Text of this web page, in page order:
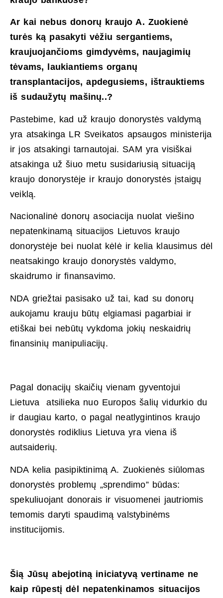
Ar kai nebus donorų kraujo A. Zuokienė
turės ką pasakyti vėžiu sergantiems,
kraujuojančioms gimdyvėms, naujagimių
tėvams, laukiantiems organų
transplantacijos, apdegusiems, ištrauktiems
iš sudaužytų mašinų..?
Pastebime, kad už kraujo donorystės valdymą
yra atsakinga LR Sveikatos apsaugos ministerija
ir jos atsakingi tarnautojai. SAM yra visiškai
atsakinga už šiuo metu susidariusią situaciją
kraujo donorystėje ir kraujo donorystės įstaigų
veiklą.
Nacionalinė donorų asociacija nuolat viešino
nepatenkinamą situacijos Lietuvos kraujo
donorystėje bei nuolat kėlė ir kelia klausimus dėl
neatsakingo kraujo donorystės valdymo,
skaidrumo ir finansavimo.
NDA griežtai pasisako už tai, kad su donorų
aukojamu krauju būtų elgiamasi pagarbiai ir
etiškai bei nebūtų vykdoma jokių neskaidrių
finansinių manipuliacijų.
Pagal donacijų skaičių vienam gyventojui
Lietuva atsilieka nuo Europos šalių vidurkio du
ir daugiau karto, o pagal neatlygintinos kraujo
donorystės rodiklius Lietuva yra viena iš
autsaiderių.
NDA kelia pasipiktinimą A. Zuokienės siūlomas
donorystės problemų „sprendimo” būdas:
spekuliuojant donorais ir visuomenei jautriomis
temomis daryti spaudimą valstybinėms
institucijomis.
Šią Jūsų abejotiną iniciatyvą vertiname ne
kaip rūpestį dėl nepatenkinamos situacijos